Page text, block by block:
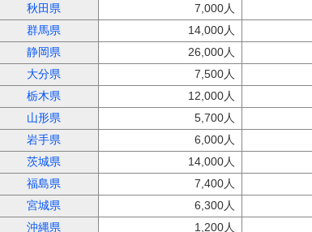
秋田県 7,000人
群馬県 14,000人
静岡県 26,000人
大分県 7,500人
栃木県 12,000人
山形県 5,700人
岩手県 6,000人
茨城県 14,000人
福島県 7,400人
宮城県 6,300人
沖縄県 1,200人